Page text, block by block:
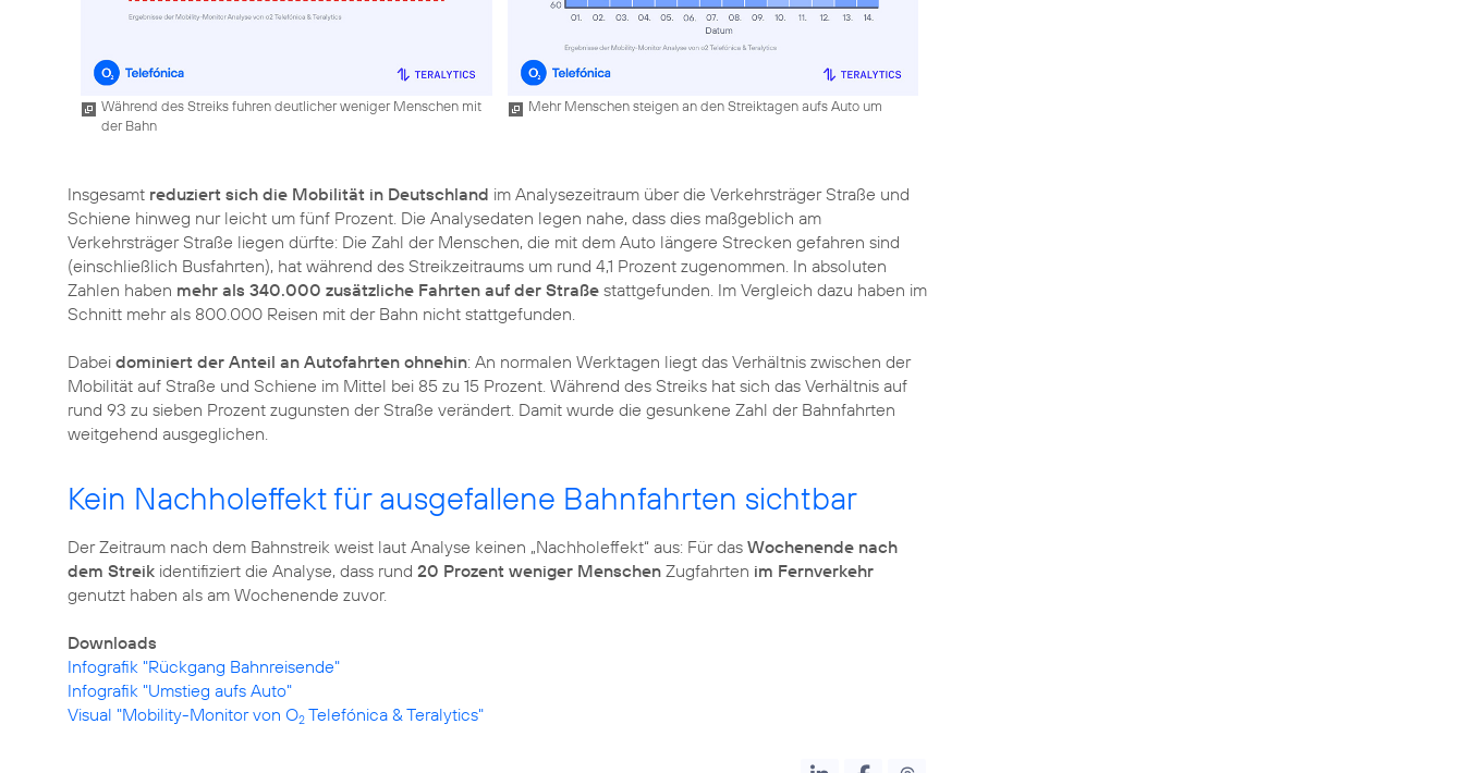
Während des Streiks fuhren deutlicher weniger Menschen mit
der Bahn
Mehr Menschen steigen an den Streiktagen aufs Auto um
Insgesamt reduziert sich die Mobilität in Deutschland im Analysezeitraum über die Verkehrsträger Straße und
Schiene hinweg nur leicht um fünf Prozent. Die Analysedaten legen nahe, dass dies maßgeblich am
Verkehrsträger Straße liegen dürfte: Die Zahl der Menschen, die mit dem Auto längere Strecken gefahren sind
(einschließlich Busfahrten), hat während des Streikzeitraums um rund 4,1 Prozent zugenommen. In absoluten
Zahlen haben mehr als 340.000 zusätzliche Fahrten auf der Straße stattgefunden. Im Vergleich dazu haben im
Schnitt mehr als 800.000 Reisen mit der Bahn nicht stattgefunden.
Dabei dominiert der Anteil an Autofahrten ohnehin: An normalen Werktagen liegt das Verhältnis zwischen der
Mobilität auf Straße und Schiene im Mittel bei 85 zu 15 Prozent. Während des Streiks hat sich das Verhältnis auf
rund 93 zu sieben Prozent zugunsten der Straße verändert. Damit wurde die gesunkene Zahl der Bahnfahrten
weitgehend ausgeglichen.
Kein Nachholeffekt für ausgefallene Bahnfahrten sichtbar
Der Zeitraum nach dem Bahnstreik weist laut Analyse keinen „Nachholeffekt“ aus: Für das Wochenende nach
dem Streik identifiziert die Analyse, dass rund 20 Prozent weniger Menschen Zugfahrten im Fernverkehr
genutzt haben als am Wochenende zuvor.
Downloads
Infografik "Rückgang Bahnreisende"
Infografik "Umstieg aufs Auto"
Visual "Mobility-Monitor von O2 Telefónica & Teralytics"